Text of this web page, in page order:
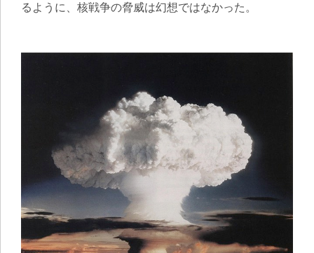
るように、核戦争の脅威は幻想ではなかった。